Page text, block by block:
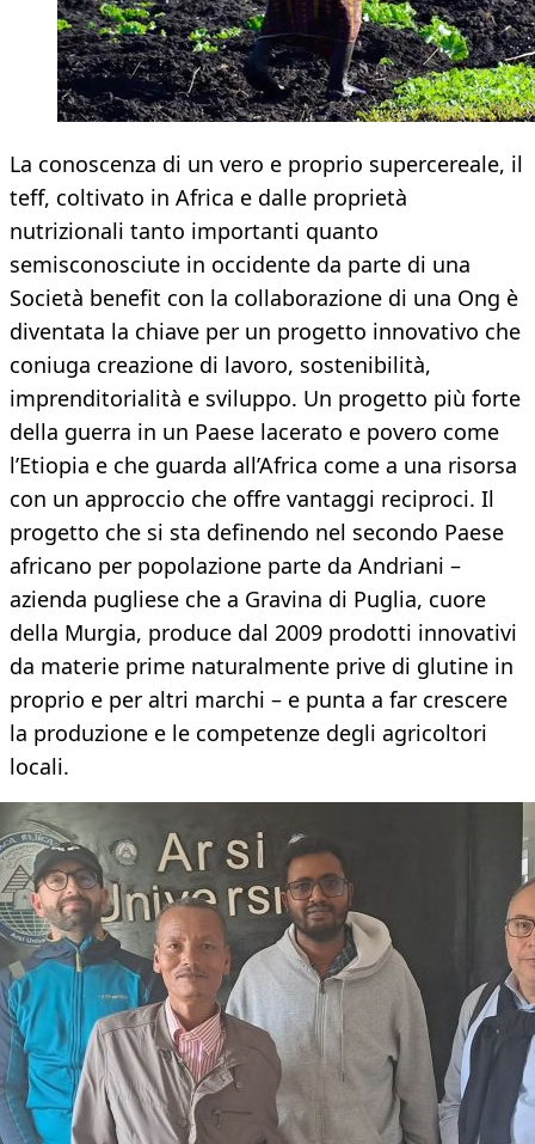
La conoscenza di un vero e proprio supercereale, il
teff, coltivato in Africa e dalle proprietà
nutrizionali tanto importanti quanto
semisconosciute in occidente da parte di una
Società benefit con la collaborazione di una Ong è
diventata la chiave per un progetto innovativo che
coniuga creazione di lavoro, sostenibilità,
imprenditorialità e sviluppo. Un progetto più forte
della guerra in un Paese lacerato e povero come
l’Etiopia e che guarda all’Africa come a una risorsa
con un approccio che offre vantaggi reciproci. Il
progetto che si sta definendo nel secondo Paese
africano per popolazione parte da Andriani –
azienda pugliese che a Gravina di Puglia, cuore
della Murgia, produce dal 2009 prodotti innovativi
da materie prime naturalmente prive di glutine in
proprio e per altri marchi – e punta a far crescere
la produzione e le competenze degli agricoltori
locali.